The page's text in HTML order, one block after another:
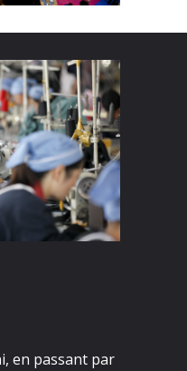
en passant par